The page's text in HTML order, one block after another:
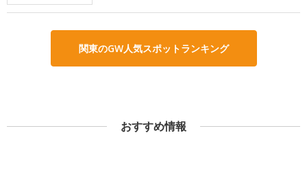
関東のGW人気スポットランキング
おすすめ情報